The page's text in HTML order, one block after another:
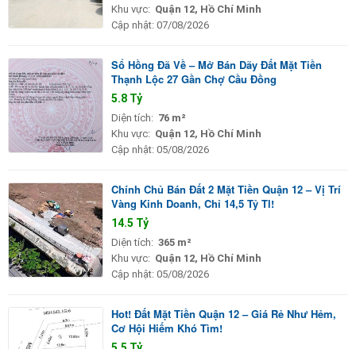
Khu vực: Quận 12, Hồ Chí Minh
Cập nhật: 07/08/2026
Sổ Hồng Đã Về – Mở Bán Dãy Đất Mặt Tiền
Thạnh Lộc 27 Gần Chợ Cầu Đồng
5.8 Tỷ
Diện tích: 76 m²
Khu vực: Quận 12, Hồ Chí Minh
Cập nhật: 05/08/2026
Chính Chủ Bán Đất 2 Mặt Tiền Quận 12 – Vị Trí
Vàng Kinh Doanh, Chỉ 14,5 Tỷ Tl!
14.5 Tỷ
Diện tích: 365 m²
Khu vực: Quận 12, Hồ Chí Minh
Cập nhật: 05/08/2026
Hot! Đất Mặt Tiền Quận 12 – Giá Rẻ Như Hẻm,
Cơ Hội Hiếm Khó Tìm!